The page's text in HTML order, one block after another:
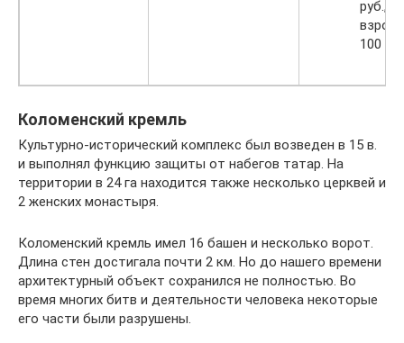
руб.,
100
Коломенский кремль
Культурно-исторический комплекс был возведен в 15 в.
и выполнял функцию защиты от набегов татар. На
территории в 24 га находится также несколько церквей и
2 женских монастыря.
Коломенский кремль имел 16 башен и несколько ворот.
Длина стен достигала почти 2 км. Но до нашего времени
архитектурный объект сохранился не полностью. Во
время многих битв и деятельности человека некоторые
его части были разрушены.